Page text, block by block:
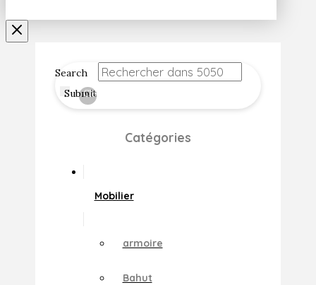
Search
Submit
Clear
Catégories
Mobilier
armoire
Bahut